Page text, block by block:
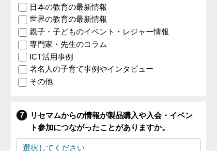
日本の教育の最新情報
世界の教育の最新情報
親子・子どものイベント・レジャー情報
専門家・先生のコラム
ICT活用事例
著名人の子育て事例やインタビュー
その他
リセマムからの情報が製品購入や入会・イベン
ト参加につながったことがありますか。